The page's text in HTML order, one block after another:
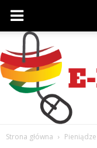
Strona główna Pieniądze